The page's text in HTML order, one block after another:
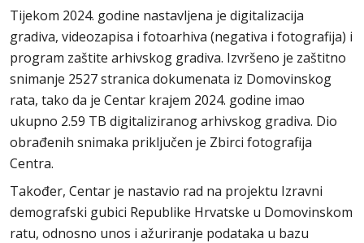
Tijekom 2024. godine nastavljena je digitalizacija
gradiva, videozapisa i fotoarhiva (negativa i fotografija) i
program zaštite arhivskog gradiva. Izvršeno je zaštitno
snimanje 2527 stranica dokumenata iz Domovinskog
rata, tako da je Centar krajem 2024. godine imao
ukupno 2.59 TB digitaliziranog arhivskog gradiva. Dio
obrađenih snimaka priključen je Zbirci fotografija
Centra.
Također, Centar je nastavio rad na projektu Izravni
demografski gubici Republike Hrvatske u Domovinskom
ratu, odnosno unos i ažuriranje podataka u bazu